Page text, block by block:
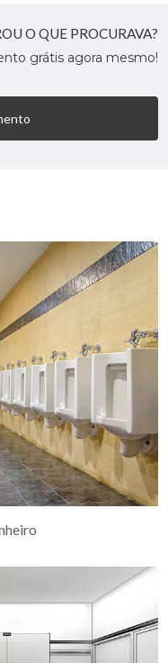
O QUE PROCURAVA?
grátis agora mesmo!